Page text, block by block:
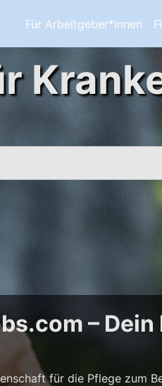
Für Arbeitgeber*innen
– Dein
für die Pflege zum